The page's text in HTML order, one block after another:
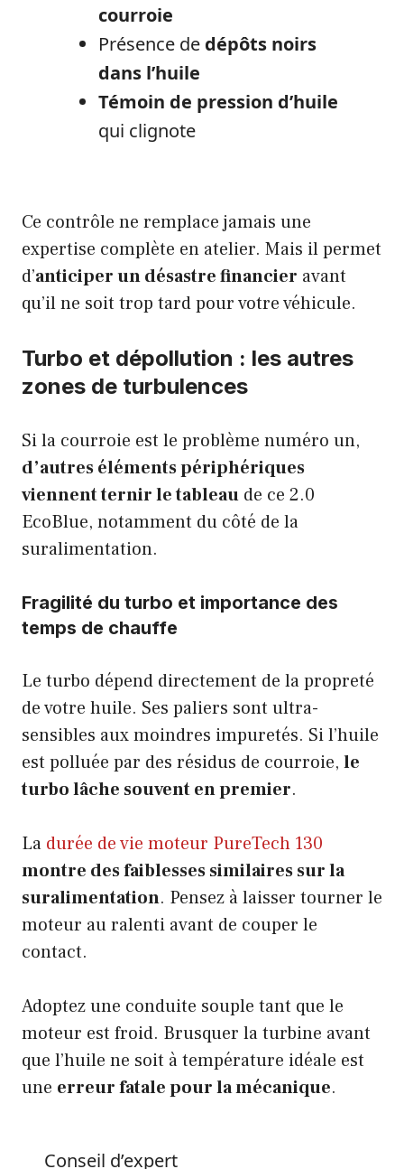
courroie
Présence de dépôts noirs
dans l’huile
Témoin de pression d’huile
qui clignote
Ce contrôle ne remplace jamais une
expertise complète en atelier. Mais il permet
d’anticiper un désastre financier avant
qu’il ne soit trop tard pour votre véhicule.
Turbo et dépollution : les autres
zones de turbulences
Si la courroie est le problème numéro un,
d’autres éléments périphériques
viennent ternir le tableau de ce 2.0
EcoBlue, notamment du côté de la
suralimentation.
Fragilité du turbo et importance des
temps de chauffe
Le turbo dépend directement de la propreté
de votre huile. Ses paliers sont ultra-
sensibles aux moindres impuretés. Si l’huile
est polluée par des résidus de courroie, le
turbo lâche souvent en premier.
La durée de vie moteur PureTech 130
montre des faiblesses similaires sur la
suralimentation. Pensez à laisser tourner le
moteur au ralenti avant de couper le
contact.
Adoptez une conduite souple tant que le
moteur est froid. Brusquer la turbine avant
que l’huile ne soit à température idéale est
une erreur fatale pour la mécanique.
Conseil d’expert